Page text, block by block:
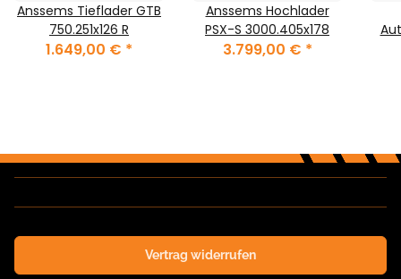
Anssems Tieflader GTB
750.251x126 R
1.649,00 € *
Anssems Hochlader
PSX-S 3000.405x178
3.799,00 € *
Vertrag widerrufen